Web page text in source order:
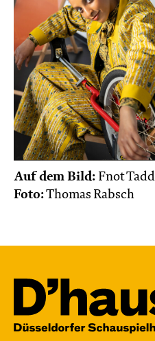
Auf dem Bild: Fnot
Foto:Thomas Rabsch